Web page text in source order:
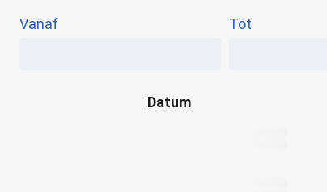
Vanaf Tot
Datum